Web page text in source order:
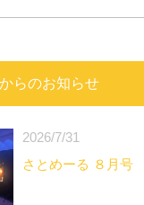
らのお知らせ
2026/7/31
さとめーる ８月号